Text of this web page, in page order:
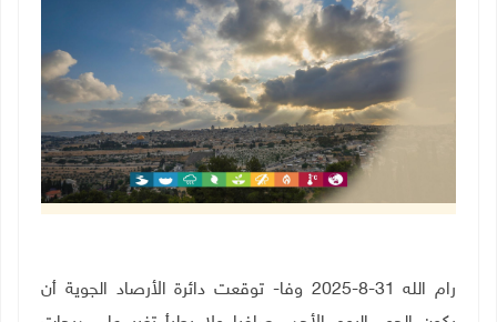
رام الله 31-8-2025 وفا- توقعت دائرة الأرصاد الجوية أن